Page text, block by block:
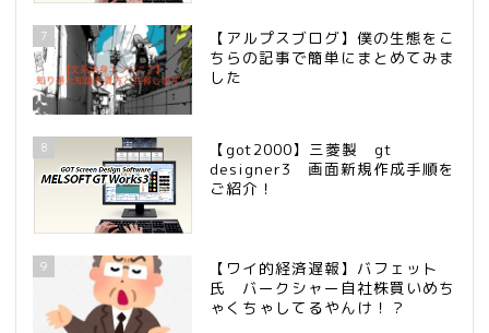
7
【アルプスブログ】僕の生態をこ
ちらの記事で簡単にまとめてみま
した
8
【got2000】三菱製 gt
designer3 画面新規作成手順を
ご紹介！
9
【ワイ的経済遅報】バフェット
氏 バークシャー自社株買いめち
ゃくちゃしてるやんけ！？